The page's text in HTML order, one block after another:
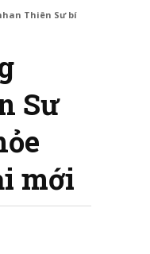
Thiên Sư bí
Sư
mới